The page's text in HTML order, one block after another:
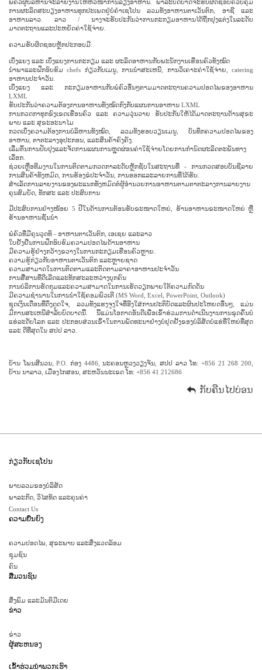
ພໍ່ຄົວຜູ້ບໍລິຫານຈະລາຍງານໃຫ້ຫົວໜ້າການລ້ຽງອາຫານ. ພາລະບົດບາດຈະຮັບຜິດຊອບຄວບຄຸມ
ການຜະລິດສະບຽງອາຫານທຸກປະເພດຢູ່ບໍ່ຄຳເຊໂປນ ລວມທັງອາຫານຕາເວັນຕົກ, ອາຊີ ແລະ
ອາຫານລາວ. ລາວ / ນາງຈະຮັບປະກັນວ່າການກະກຽມອາຫານໄດ້ຖືກປຸງແຕ່ງໃນລະດັບ
ມາດຕະຖານແລະປະຫຍັດຄ່າໃຊ້ຈ່າຍ.
ຄວາມຮັບຜິດຊອບຫຼັກປະກອບມີ:
ເບິ່ງແຍງ ແລະ ເບິ່ງແຍງການກະກຽມ ແລະ ຜະລິດອາຫານກັບພະນັກງານເຮືອນຄົວທັງໝົດ
ນໍາພາແລະຝຶກອົບຮົມ chefs ກ່ຽວກັບເມນູ, ການນໍາສະເຫນີ, ການວິເຄາະຄ່າໃຊ້ຈ່າຍ, catering
ອາຫານປະຈໍາວັນ.
ເບິ່ງແຍງ ແລະ ກະກຽມອາຫານກັບພໍ່ຄົວອື່ນໆຕາມມາດຕະຖານຄວາມປອດໄພຂອງອາຫານ
LXML
ຮັບປະກັນວ່າຄວາມຕ້ອງການອາຫານທັງໝົດກົງກັບແຜນການອາຫານ LXML
ການ​ກວດກາ​ທຸກ​ຂົງ​ເຂດ​ເຮືອນຄົວ ​ແລະ ຄວາມ​ວຸ່ນວາຍ ຮັບປະກັນ​ໃຫ້​ໄດ້​ມາດຕະຖານ​ດ້ານ​ສຸຂະ​
ພາບ ​ແລະ ສຸຂະ​ອະນາ​ໄມ
ກວດເບິ່ງຄວາມຕ້ອງການບໍລິຫານທັງໝົດ, ລວມທັງຮອບວຽນເມນູ, ບັນທຶກຄວາມປອດໄພຂອງ
ອາຫານ, ຕາຕະລາງອຸປະກອນ, ແລະສິນຄ້າຄົງຄັງ.
ເລີ່ມຕົ້ນການປັບປຸງແລະຈັດການແຜນການຫຼຸດຜ່ອນຄ່າໃຊ້ຈ່າຍໂດຍການກໍານົດຜະລິດຕະພັນທາງ
ເລືອກ.
ຊ່ວຍ​ເຫຼືອ​ທີມ​ງານ​ໃນ​ການ​ຕິດ​ຕາມ​ກວດ​ກາ​ລະ​ດັບ​ຫຼັກ​ຊັບ​ໃນ​ສະ​ຖານ​ທີ່ - ການ​ກວດ​ສອບ​ບັນ​ຊີ​ລາຍ​
ການ​ສິນ​ຄ້າ​ທັງ​ຫມົດ​, ການ​ຮ້ອງ​ຂໍ​ປະ​ຈໍາ​ວັນ​, ການ​ອອກ​ແລະ​ລາຍ​ການ​ທີ່​ໄດ້​ຮັບ​.
ສໍາເລັດການລາຍງານຂອງພະແນກທັງຫມົດຕໍ່ຜູ້ອໍານວຍການອາຫານຕາມຕາຕະລາງການລາຍງານ
ຄຸນສົມບັດ, ທັກສະ ແລະ ປະສົບການ
ມີປະສົບການຢ່າງໜ້ອຍ 5 ປີໃນດ້ານການຕ້ອນຮັບຂະໜາດໃຫຍ່, ຮ້ານອາຫານຂະໜາດໃຫຍ່ ຫຼື
ຮ້ານອາຫານຊັ້ນນຳ
ພໍ່ຄົວທີ່ມີຄຸນວຸດທິ - ອາຫານຕາເວັນຕົກ, ເອເຊຍ ແລະລາວ
ໃບຢັ້ງຢືນການຝຶກອົບຮົມຄວາມປອດໄພດ້ານອາຫານ
ມີຄວາມຮູ້ຢ່າງກວ້າງຂວາງໃນການກະກຽມເຮືອນຄົວຫຼາຍ.
ຄວາມຮູ້ກ່ຽວກັບອາຫານຕາເວັນຕົກ ແລະຫຼາຍຊາດ
ຄວາມສາມາດໃນການຕິດຕາມແລະຕິດຕາມລາຄາອາຫານປະຈໍາວັນ
ການສື່ສານທີ່ດີເລີດແລະທັກສະລະຫວ່າງບຸກຄົນ
ການບໍລິການຮັດກຸມແລະຄວາມສາມາດໃນການເຮັດວຽກພາຍໃຕ້ຄວາມກົດດັນ
ມີຄວາມຊຳນານໃນການນຳໃຊ້ຄອມພິວເຕີ (MS Word, Excel, PowerPoint, Outlook)
ຊຸດເງິນເດືອນທີ່ດຶງດູດໃຈ, ລວມທັງແຮງຈູງໃຈທີ່ອີງໃສ່ການປະຕິບັດແລະຜົນປະໂຫຍດອື່ນໆ, ແມ່ນ
ມີການສະເຫນີສໍາລັບບົດບາດນີ້. ນີ້​ແມ່ນ​ໂອກາດ​ອັນ​ດີ​ເພື່ອ​ເຂົ້າ​ຮ່ວມ​ການ​ດຳ​ເນີນ​ງານ​ການ​ຂຸດ​ຄົ້ນ​ບໍ່​
ແຮ່​ລະດັບ​ໂລກ ​ແລະ ປະກອບສ່ວນ​ເຂົ້າ​ໃນ​ການ​ພັດທະນາ​ຢ່າງ​ບໍ່​ຢຸດ​ຢັ້ງ​ຂອງ​ບໍລິສັດ​ບໍ່​ແຮ່​ທີ່​ໃຫຍ່​ທີ່​ສຸດ
​ແລະ ດີ​ທີ່​ສຸດ​ໃນ ສປປ ລາວ.
ບ້ານ ໂພນສີນວນ, P.O. ກ່ອງ 4486, ນະຄອນຫຼວງວຽງຈັນ, ສປປ ລາວ ໂທ: +856 21 268 200,
ບ້ານ ນາລາວ, ເມືອງໄກສອນ, ສະຫວັນນະເຂດ ໂທ: +856 41 212686
ກັບຄືນໄປບ່ອນ
ກ່ຽວກັບເຊໂປນ
ພາບລວມຂອງບໍລິສັດ
ພາລະກິດ, ວິໄສທັດ ແລະຄຸນຄ່າ
Contact Us
ຄວາມຍືນຍົງ
ຄວາມປອດໄພ, ສຸຂະພາບ ແລະສິ່ງແວດລ້ອມ
ຊຸມຊົນ
ຄົນ
ສື່ມວນຊົນ
ສິ່ງພິມ ແລະມັນຕິມີເດຍ
ຂ່າວ
ຂ່າວ
ຜູ້ສະຫນອງ
ເຂົ້າ​ຮ່ວມ​ນໍາ​ພວກ​ເຮົາ